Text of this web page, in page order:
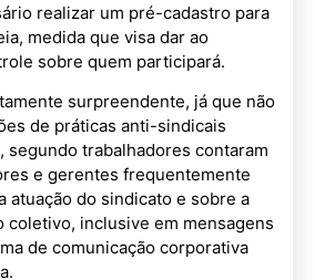
realizar um pré-cadastro para
medida que visa dar ao
sobre quem participará.
surpreendente, já que não
de práticas anti-sindicais
segundo trabalhadores contaram
e gerentes frequentemente
atuação do sindicato e sobre a
coletivo, inclusive em mensagens
de comunicação corporativa